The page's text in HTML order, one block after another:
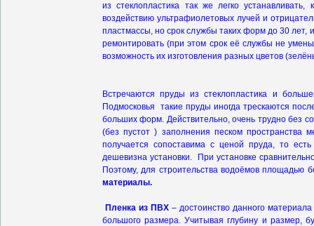
из стеклопластика так же легко
воздействию ультрафиолетовых лучей и
пластмассы, но срок службы таких форм до 30
ремонтировать (при этом срок её службы не
возможность их изготовления разных цветов
Встречаются пруды из стеклопластика и
Подмосковья такие пруды иногда трескаются
больших форм. Действительно, очень трудно без
(без пустот ) заполнения песком пространства
получается сопоставима с ценой пруда, то
дешевизна установки. При установке
Поэтому, для строительства водоёмов площадью
материалы.
Пленка из ПВХ – достоинство данного
большого размера. Учитывая глубину и размер,